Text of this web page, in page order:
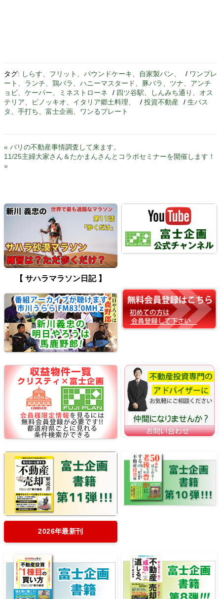
タグ: しらす、フリット、パウンドケーキ、自家製パン、 / ワンプレ
ート、ランチ、鶏バラ、ハニーマスタード、豚バラ、ツナ、アンチ
ョビ、ケーパー、ミネストローネ
/ 四ツ谷駅、しんみち通り、オス
テリア、ピノッキオ、イタリア郷土料理、
/ 投資不動産 / 生パス
タ、手打ち、富士企画、ワンるプレート
« バリの不動産事情調査して来ます。
11/25主婦大家さん＆たかまんさんとコラボセミナーを開催します！
»
【 サハラマラソン日記 】
2026年最新刊